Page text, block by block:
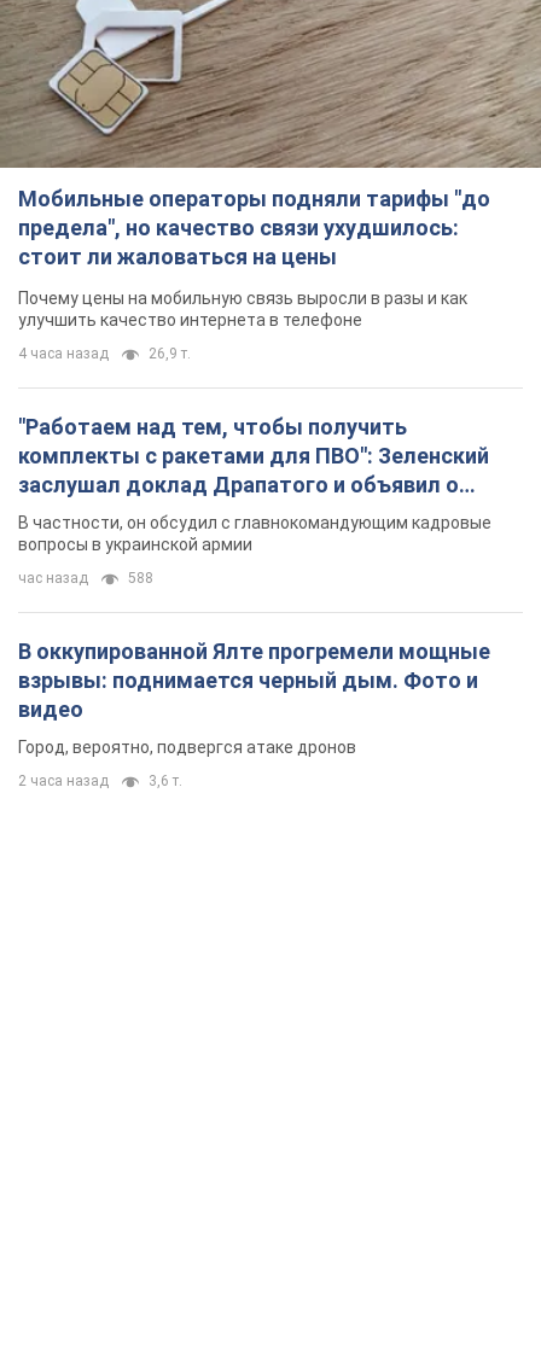
Мобильные операторы подняли тарифы "до
предела", но качество связи ухудшилось:
стоит ли жаловаться на цены
Почему цены на мобильную связь выросли в разы и как
улучшить качество интернета в телефоне
4 часа назад 26,9 т.
"Работаем над тем, чтобы получить
комплекты с ракетами для ПВО": Зеленский
заслушал доклад Драпатого и объявил о
новых мерах
В частности, он обсудил с главнокомандующим кадровые
вопросы в украинской армии
час назад 588
В оккупированной Ялте прогремели мощные
взрывы: поднимается черный дым. Фото и
видео
Город, вероятно, подвергся атаке дронов
2 часа назад 3,6 т.